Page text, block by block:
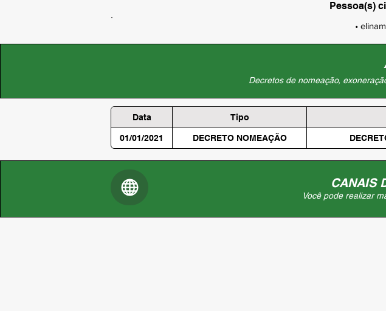
Pessoa(s)
•
Decretos de nomeação,
Data Tipo
01/01/2021 DECRETO NOMEAÇÃO
CANAIS
Você pode realizar